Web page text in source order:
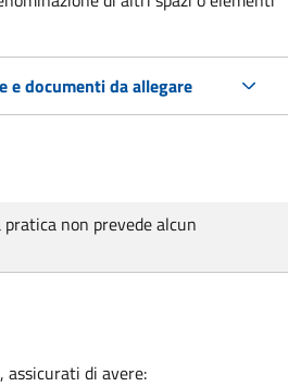
e documenti da allegare
non prevede alcun
assicurati di avere: